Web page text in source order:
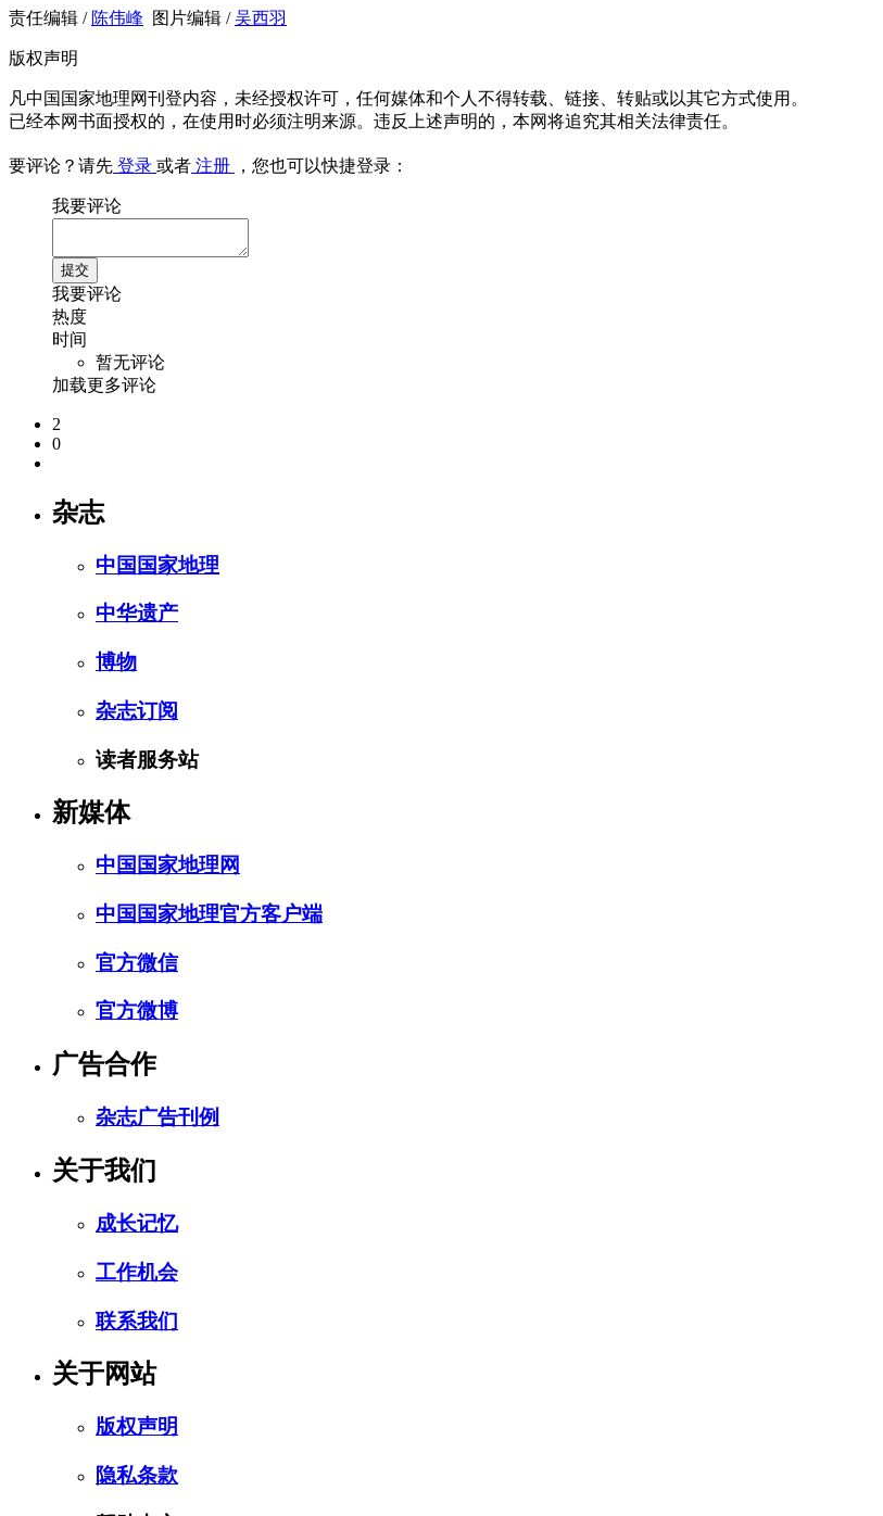
责任编辑 / 陈伟峰 图片编辑 /吴西羽
版权声明
凡中国国家地理网刊登内容，未经授权许可，任何媒体和个人不得转载、链接、转贴或以其它方式使用。
已经本网书面授权的，在使用时必须注明来源。违反上述声明的，本网将追究其相关法律责任。
要评论？请先 登录 或者 注册 ，您也可以快捷登录：
我要评论
我要评论
热度
时间
暂无评论
加载更多评论
2
0
杂志
中国国家地理
中华遗产
博物
杂志订阅
读者服务站
新媒体
中国国家地理网
中国国家地理官方客户端
官方微信
官方微博
广告合作
杂志广告刊例
关于我们
成长记忆
工作机会
联系我们
关于网站
版权声明
隐私条款